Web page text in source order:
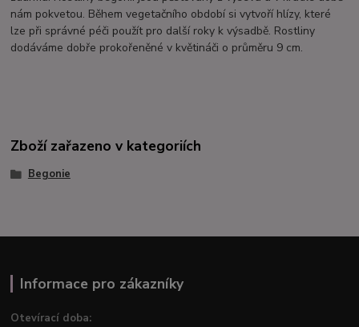
nám pokvetou. Během vegetačního období si vytvoří hlízy, které
lze při správné péči použít pro další roky k výsadbě. Rostliny
dodáváme dobře prokořeněné v květináči o průměru 9 cm.
Zboží zařazeno v kategoriích
Begonie
Informace pro zákazníky
Otevírací doba: